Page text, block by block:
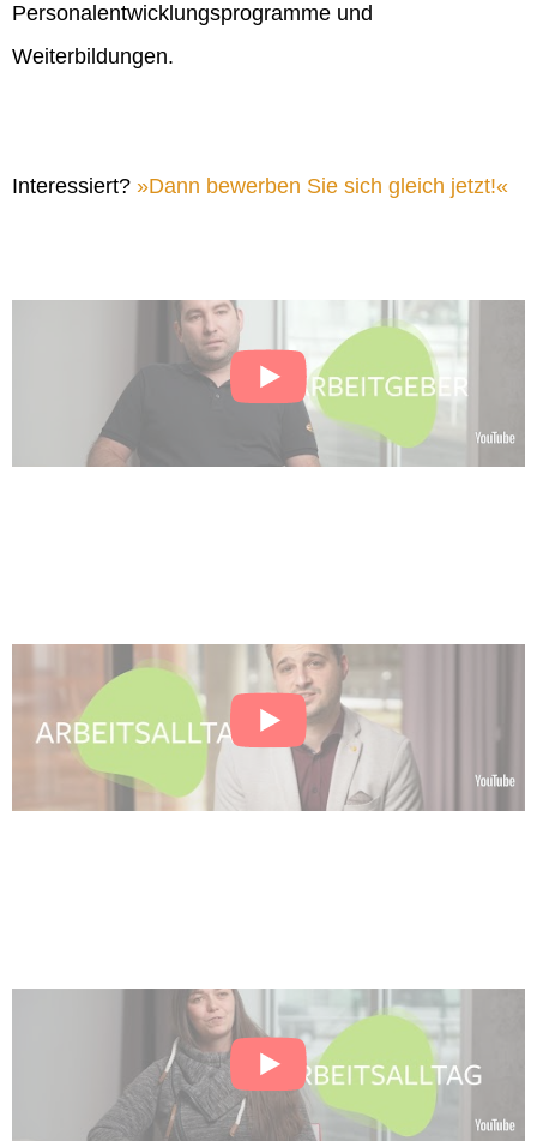
Personalentwicklungsprogramme und
Weiterbildungen.
Interessiert? Dann bewerben Sie sich gleich jetzt!